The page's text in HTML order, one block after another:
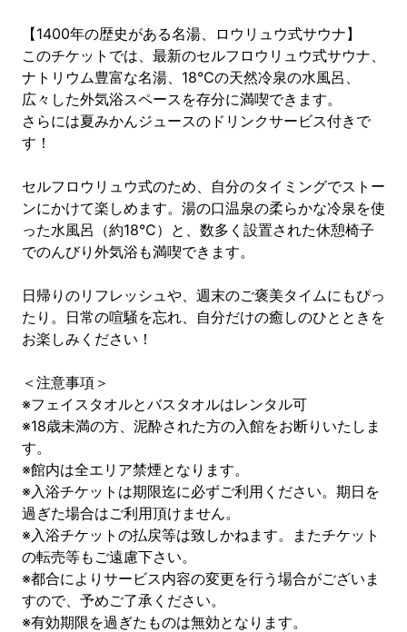
【1400年の歴史がある名湯、ロウリュウ式サウナ】
このチケットでは、最新のセルフロウリュウ式サウナ、
ナトリウム豊富な名湯、18℃の天然冷泉の水風呂、
広々した外気浴スペースを存分に満喫できます。
さらには夏みかんジュースのドリンクサービス付きで
す！
セルフロウリュウ式のため、自分のタイミングでストー
ンにかけて楽しめます。湯の口温泉の柔らかな冷泉を使
った水風呂（約18℃）と、数多く設置された休憩椅子
でのんびり外気浴も満喫できます。
日帰りのリフレッシュや、週末のご褒美タイムにもぴっ
たり。日常の喧騒を忘れ、自分だけの癒しのひとときを
お楽しみください！
＜注意事項＞
※フェイスタオルとバスタオルはレンタル可
※18歳未満の方、泥酔された方の入館をお断りいたしま
す。
※館内は全エリア禁煙となります。
※入浴チケットは期限迄に必ずご利用ください。期日を
過ぎた場合はご利用頂けません。
※入浴チケットの払戻等は致しかねます。またチケット
の転売等もご遠慮下さい。
※都合によりサービス内容の変更を行う場合がございま
すので、予めご了承ください。
※有効期限を過ぎたものは無効となります。